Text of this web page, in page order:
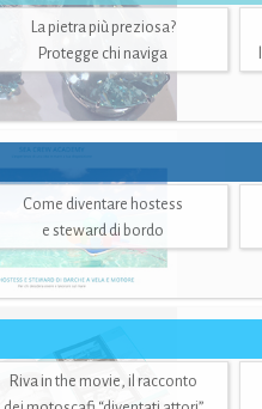
La pietra più preziosa?
Protegge chi naviga
Come diventare hostess
e steward di bordo
Riva in the movie, il racconto